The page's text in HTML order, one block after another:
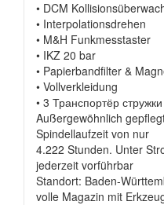
• DCM
• Interpolationsdrehen
• M&H Funkmesstaster
• IKZ 20 bar
• Papierbandfilter &
• Vollverkleidung
• 3 Транспортёр стружки
Außergewöhnlich
Spindellaufzeit von nur
4.222 Stunden. Unter
jederzeit vorführbar
Standort: Baden-
volle Magazin mit